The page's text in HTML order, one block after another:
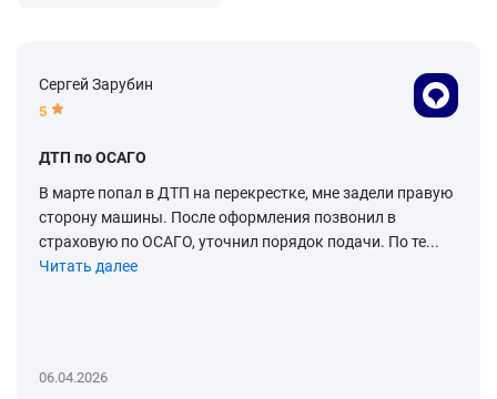
Сергей Зарубин
5
ДТП по ОСАГО
В марте попал в ДТП на перекрестке, мне задели правую
сторону машины. После оформления позвонил в
страховую по ОСАГО, уточнил порядок подачи. По те...
Читать далее
06.04.2026